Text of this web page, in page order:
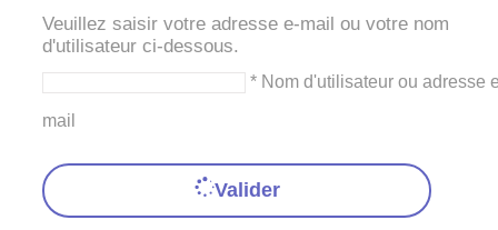
Veuillez saisir votre adresse e-mail ou votre nom
d'utilisateur ci-dessous.
* Nom d'utilisateur ou adresse
mail
Valider